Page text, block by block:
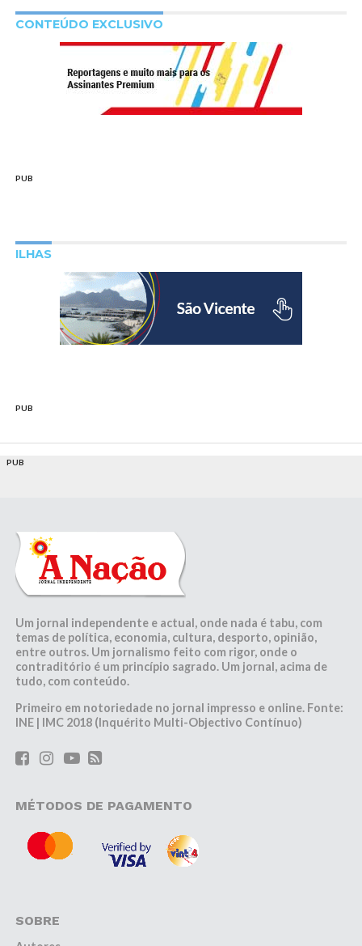
CONTEÚDO EXCLUSIVO
PUB
ILHAS
PUB
PUB
Um jornal independente e actual, onde nada é tabu, com
temas de política, economia, cultura, desporto, opinião,
entre outros. Um jornalismo feito com rigor, onde o
contraditório é um princípio sagrado. Um jornal, acima de
tudo, com conteúdo.
Primeiro em notoriedade no jornal impresso e online. Fonte:
INE | IMC 2018 (Inquérito Multi-Objectivo Contínuo)
MÉTODOS DE PAGAMENTO
SOBRE